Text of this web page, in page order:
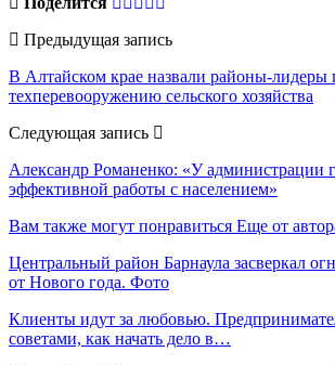
Предыдущая запись
В Алтайском крае назвали районы-лидеры
техперевооружению сельского хозяйства
Следующая запись
Александр Романенко: «У администрации
эффективной работы с населением»
Вам также могут понравиться Еще от
Центральный район Барнаула засверкал
от Нового года. Фото
Клиенты идут за любовью.
советами, как начать дело в…